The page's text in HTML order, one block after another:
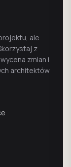
ale
z
zmian i
architektów